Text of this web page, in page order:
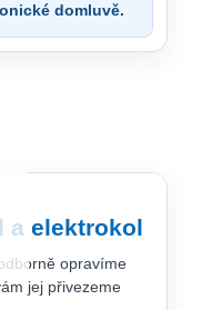
domluvě.
a elektrokol
opravíme
jej přivezeme